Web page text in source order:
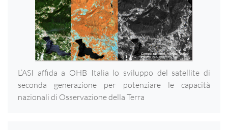
L’ASI affida a OHB Italia lo sviluppo del satellite di
seconda generazione per potenziare le capacità
nazionali di Osservazione della Terra